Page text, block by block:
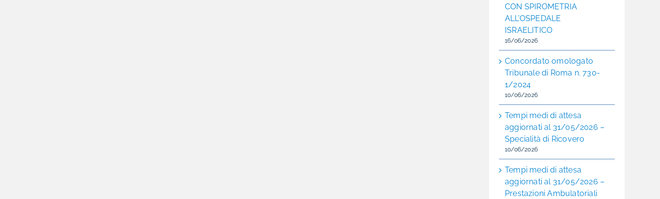
CON SPIROMETRIA
ALL’OSPEDALE
ISRAELITICO
16/06/2026
Concordato omologato
Tribunale di Roma n. 730-
1/2024
10/06/2026
Tempi medi di attesa
aggiornati al 31/05/2026 –
Specialità di Ricovero
10/06/2026
Tempi medi di attesa
aggiornati al 31/05/2026 –
Prestazioni Ambulatoriali